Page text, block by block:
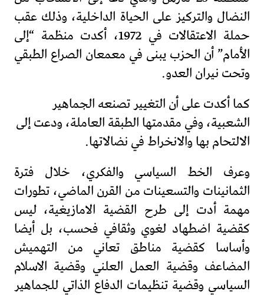
النضال والتركيز على الحياة الداخلية، وذلك عقب
حملة الاعتقالات في 1972، أكدت منظمة “إلى
الأمام” أن الحزب يبنى في معمعان الصراع الطبقي
وتحت نيران العدو.
كما أكدت على أن التغيير تصنعه الجماهير
الشعبية، وفي مقدمتها الطبقة العاملة، ودعت إلى
الالتحام بها والانخراط في نضالاتها.
وعرف الخط السياسي والفكري، خلال فترة
الثمانينات والتسعينات من القرن الماضي، تطورات
مهمة أدت إلى طرح القضية الامازيغية، ليس
كقضية اضطهاد لغوي وثقافي فحسب، بل أيضا
وأساسا كقضية مناطق تعاني من التهميش
المضاعف وقضية العمل العلني وقضية الاسلام
السياسي وقضية تنظيمات الدفاع الذاتي للجماهير